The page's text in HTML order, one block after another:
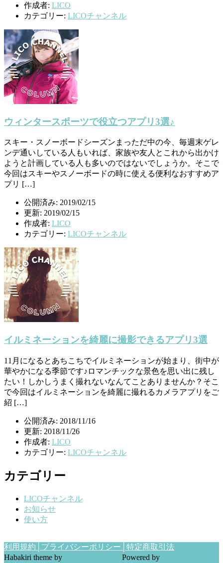
作成者: LICO
カテゴリー: LICOチャンネル
ウィンタースポーツで役立つアプリ3選♪
スキー・スノーボードシーズンまっただ中の今、毎週末ゲレ
ンデ通いしている人もいれば、家族や友人とこれから出かけ
ようと計画している人も多いのではないでしょうか。そこで
今回はスキーやスノーボードの時に使える便利なおすすめア
プリ […]
公開済み: 2019/02/15
更新: 2019/02/15
作成者: LICO
カテゴリー: LICOチャンネル
イルミネーションを綺麗に撮影できるアプリ3選
11月になるとあちこちでイルミネーションが始まり、街中が
華やかになる季節です♪ロマンチックな景色を思い出に残し
たい！しかしうまく撮れないなんてことありませんか？そこ
で今回はイルミネーションを綺麗に撮れるカメラアプリをご
紹 […]
公開済み: 2018/11/16
更新: 2018/11/26
作成者: LICO
カテゴリー: LICOチャンネル
カテゴリー
LICOチャンネル
お知らせ
使い方
利用規約│ プライバシーポリシー│ 特定商取引法
Habakiri theme by
Powered by